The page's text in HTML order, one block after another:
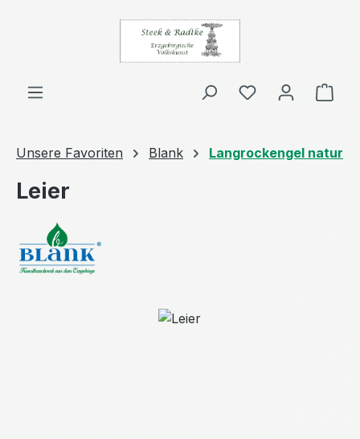
Zum Hauptinhalt springen
Unsere Favoriten Blank Langrockengel natur
Leier
Bildergalerie überspringen